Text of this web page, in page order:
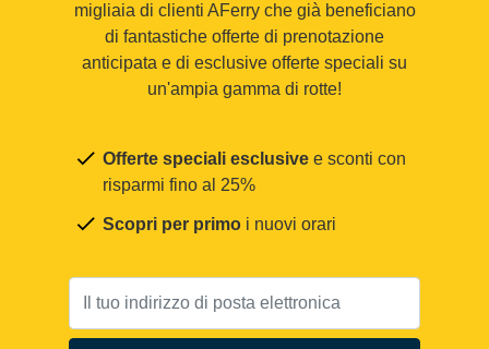
migliaia di clienti AFerry che già beneficiano
di fantastiche offerte di prenotazione
anticipata e di esclusive offerte speciali su
un'ampia gamma di rotte!
Offerte speciali esclusive e sconti con
risparmi fino al 25%
Scopri per primo i nuovi orari